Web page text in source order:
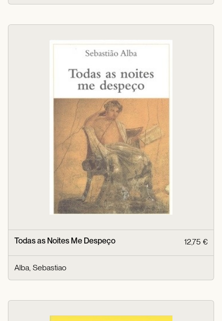
Todas as Noites Me Despeço 12,75 €
Alba, Sebastiao